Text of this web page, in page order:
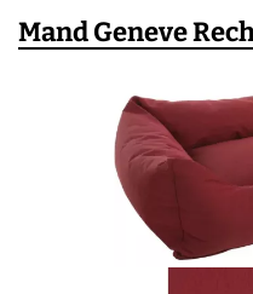
Mand Geneve